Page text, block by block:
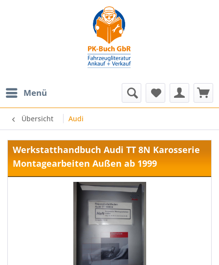
Menü
Übersicht Audi
Werkstatthandbuch Audi TT 8N Karosserie
Montagearbeiten Außen ab 1999